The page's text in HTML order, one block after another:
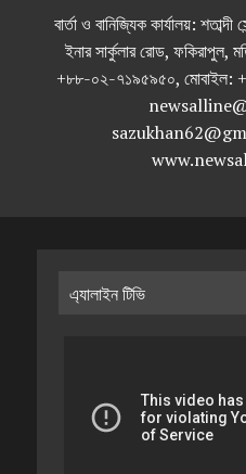
বার্তা ও বানিজ্যিক কার্যালয়:
ইনার সার্কুলার রোড, ফকিরাপুল,
+৮৮-০২-৭১৯৫৯৫০, মোবাইল:
এ্যালাইন টিভি